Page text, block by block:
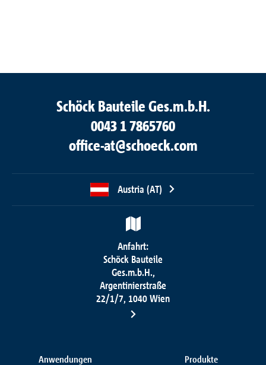
Schöck Bauteile Ges.m.b.H.
0043 1 7865760
office-at@schoeck.com
Austria (AT)
Anfahrt:
Schöck Bauteile
Ges.m.b.H.,
Argentinierstraße
22/1/7, 1040 Wien
Anwendungen Produkte